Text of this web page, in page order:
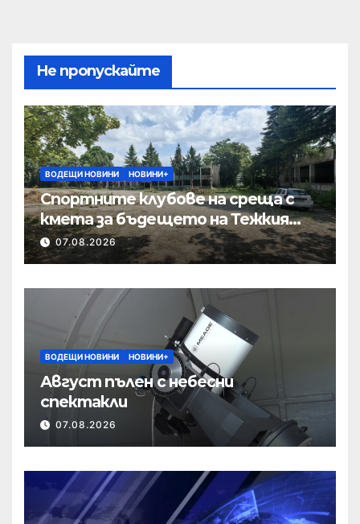
Не пропускайте
ВОДЕЩИ НОВИНИ НОВИНИ+
Спортните клубове на среща с
кмета за бъдещето на Тежкия
полк
07.08.2026
ВОДЕЩИ НОВИНИ НОВИНИ+
Август пълен с небесни
спектакли
07.08.2026